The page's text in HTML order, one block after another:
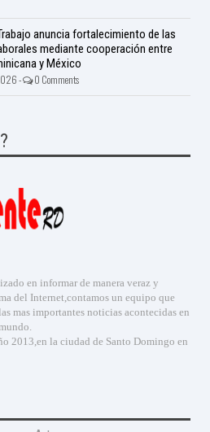
anuncia fortalecimiento de las
mediante cooperación entre
y México
- 0 Comments
en informar de manera veraz y
del Internet,contamos un equipo que
mas importantes noticias acontecidas en
2013,en la ciudad de Santo Domingo en